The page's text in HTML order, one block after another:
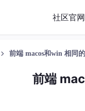
社区官网
前端 macos和win 相同
前端